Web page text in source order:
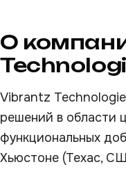
О
Vibrantz
решений в области
функциональных
Хьюстоне (Техас,